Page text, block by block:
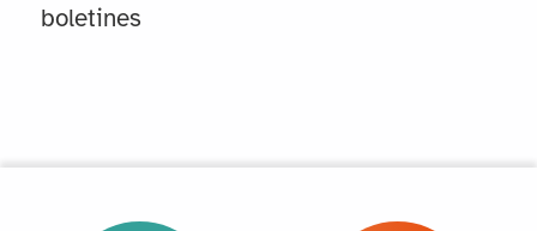
boletines